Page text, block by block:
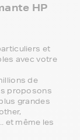
HP
et
avec votre
de
proposons
grandes
et même les